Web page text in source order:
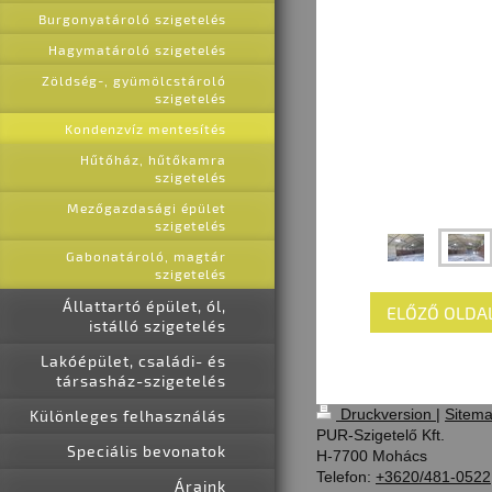
Burgonyatároló szigetelés
Hagymatároló szigetelés
Zöldség-, gyümölcstároló
szigetelés
Kondenzvíz mentesítés
Hűtőház, hűtőkamra
szigetelés
Mezőgazdasági épület
szigetelés
Gabonatároló, magtár
szigetelés
Állattartó épület, ól,
istálló szigetelés
Lakóépület, családi- és
társasház-szigetelés
Különleges felhasználás
Speciális bevonatok
Áraink
ELŐZŐ
Druckversion |
PUR-Szigetelő Kft.
H-7700 Mohács
Telefon: +3620/481-0522